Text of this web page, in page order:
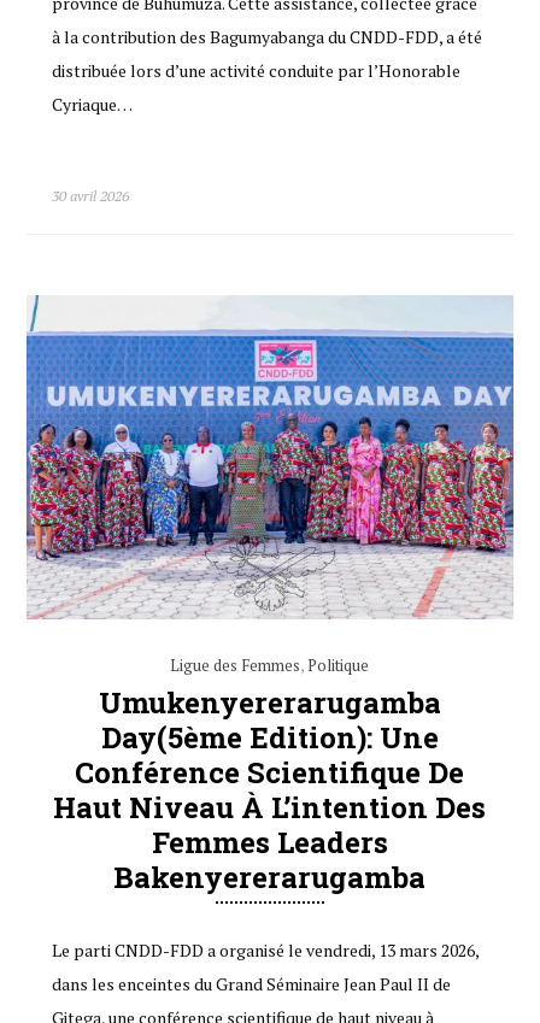
à la contribution des Bagumyabanga du CNDD-FDD, a été
distribuée lors d’une activité conduite par l’Honorable
Cyriaque…
30 avril 2026
Ligue des Femmes,Politique
Umukenyererarugamba
Day(5ème Edition): Une
Conférence Scientifique De
Haut Niveau À L’intention Des
Femmes Leaders
Bakenyererarugamba
Le parti CNDD-FDD a organisé le vendredi, 13 mars 2026,
dans les enceintes du Grand Séminaire Jean Paul II de
Gitega, une conférence scientifique de haut niveau à